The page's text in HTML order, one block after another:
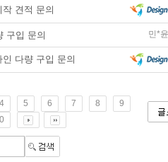
견적 문의
구입 문의 민*윤
다량 구입 문의
4 5 6 7 8
9